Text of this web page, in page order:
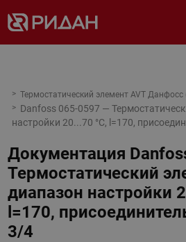
Термостатический элемент AVT Данфосс
Danfoss 065-0597 —
настройки 20...70 °С, l=170,
Документация
Термостатический
диапазон настройки
l=170,
3/4